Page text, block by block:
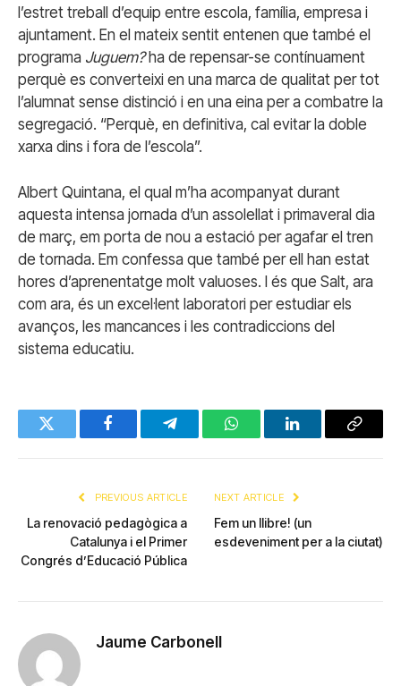
l’estret treball d’equip entre escola, família, empresa i
ajuntament. En el mateix sentit entenen que també el
programa Juguem?ha de repensar-se contínuament
perquè es converteixi en una marca de qualitat per tot
l’alumnat sense distinció i en una eina per a combatre la
segregació. “Perquè, en definitiva, cal evitar la doble
xarxa dins i fora de l’escola”.
Albert Quintana, el qual m’ha acompanyat durant
aquesta intensa jornada d’un assolellat i primaveral dia
de març, em porta de nou a estació per agafar el tren
de tornada. Em confessa que també per ell han estat
hores d’aprenentatge molt valuoses. I és que Salt, ara
com ara, és un excel·lent laboratori per estudiar els
avanços, les mancances i les contradiccions del
sistema educatiu.
Twitter FacebookTelegramWhatsAppLinkedInCopy
PREVIOUS ARTICLE
La renovació pedagògica a
Catalunya i el Primer
Congrés d’Educació Pública
NEXT ARTICLE
Fem un llibre! (un
esdeveniment per a la ciutat)
Jaume Carbonell